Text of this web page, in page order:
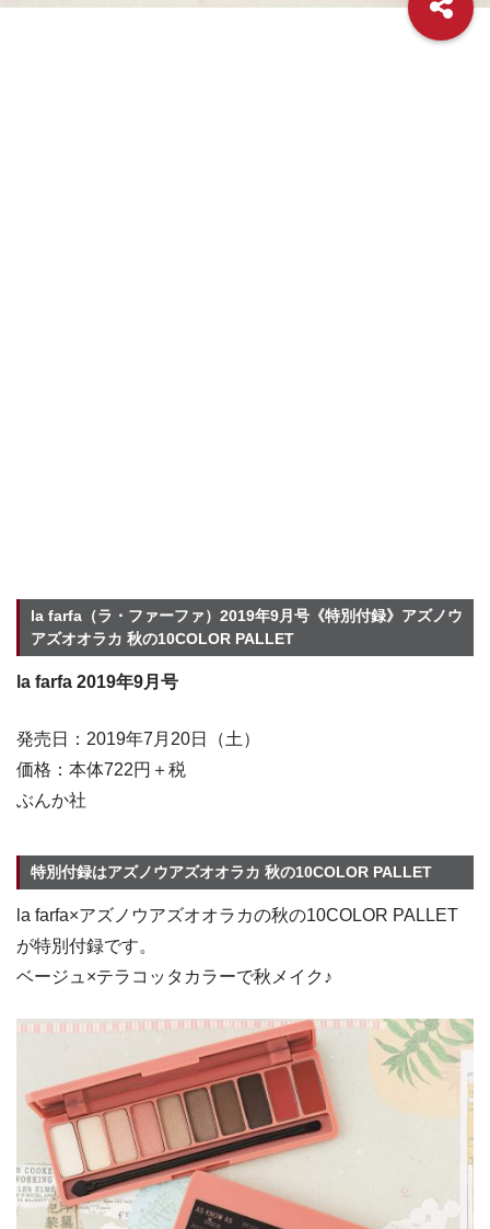
la farfa（ラ・ファーファ）2019年9月号《特別付録》アズノウ
アズオオラカ 秋の10COLOR PALLET
la farfa 2019年9月号
発売日：2019年7月20日（土）
価格：本体722円＋税
ぶんか社
特別付録はアズノウアズオオラカ 秋の10COLOR PALLET
la farfa×アズノウアズオオラカの秋の10COLOR PALLET
が特別付録です。
ベージュ×テラコッタカラーで秋メイク♪